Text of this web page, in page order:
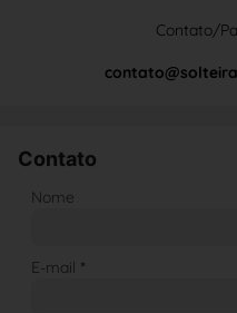
Contato/
Contato
Nome
E-mail *